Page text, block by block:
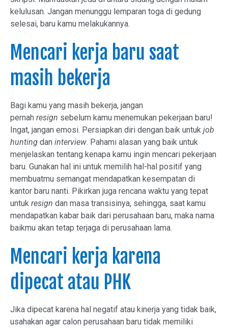
kelulusan. Jangan menunggu lemparan toga di gedung
selesai, baru kamu melakukannya.
Mencari kerja baru saat
masih bekerja
Bagi kamu yang masih bekerja, jangan
pernah resign sebelum kamu menemukan pekerjaan baru!
Ingat, jangan emosi. Persiapkan diri dengan baik untuk job
hunting dan interview. Pahami alasan yang baik untuk
menjelaskan tentang kenapa kamu ingin mencari pekerjaan
baru. Gunakan hal ini untuk memilih hal-hal positif yang
membuatmu semangat mendapatkan kesempatan di
kantor baru nanti. Pikirkan juga rencana waktu yang tepat
untuk resign dan masa transisinya, sehingga, saat kamu
mendapatkan kabar baik dari perusahaan baru, maka nama
baikmu akan tetap terjaga di perusahaan lama.
Mencari kerja karena
dipecat atau PHK
Jika dipecat karena hal negatif atau kinerja yang tidak baik,
usahakan agar calon perusahaan baru tidak memiliki